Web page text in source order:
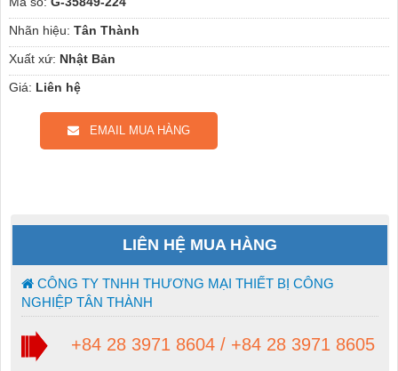
Nhãn hiệu: Tân Thành
Xuất xứ: Nhật Bản
Giá: Liên hệ
EMAIL MUA HÀNG
LIÊN HỆ MUA HÀNG
CÔNG TY TNHH THƯƠNG MẠI THIẾT BỊ CÔNG
NGHIỆP TÂN THÀNH
+84 28 3971 8604 / +84 28 3971 8605